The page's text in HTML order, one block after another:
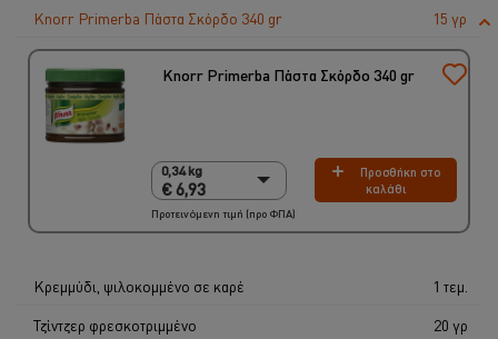
Knorr Primerba Πάστα Σκόρδο 340 gr
15 γρ
Knorr Primerba Πάστα Σκόρδο 340 gr
0,34 kg
€ 6,93
0,34 kg
€ 6,93
2 x 340 gr
Προσθήκη στο
καλάθι
Προτεινόμενη τιμή (προ ΦΠΑ)
Κρεμμύδι, ψιλοκομμένο σε καρέ
1 τεμ.
Τζίντζερ φρεσκοτριμμένο
20 γρ